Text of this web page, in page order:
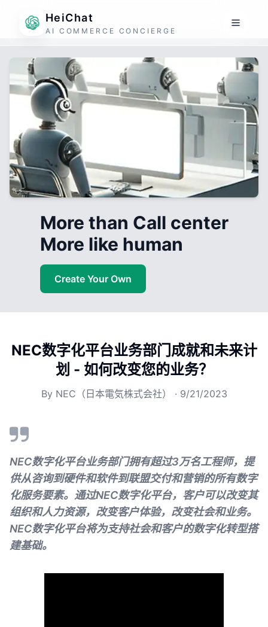
HeiChat
AI COMMERCE CONCIERGE
More than Call center
More like human
Create Your Own
NEC数字化平台业务部门成就和未来计
划 - 如何改变您的业务？
By NEC（日本電気株式会社） · 9/21/2023
NEC数字化平台业务部门拥有超过3万名工程师，提
供从咨询到硬件和软件到联盟交付和营销的所有数字
化服务要素。通过NEC数字化平台，客户可以改变其
组织和人力资源，改变客户体验，改变社会和业务。
NEC数字化平台将为支持社会和客户的数字化转型搭
建基础。